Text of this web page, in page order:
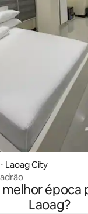
Laoag City
melhor época
Laoag?